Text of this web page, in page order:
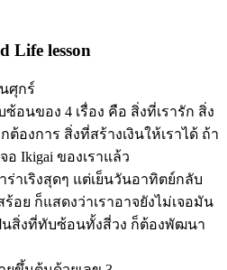
Life lesson
ศุกร์
อนของ 4 เรื่อง คือ สิ่งที่เรารัก สิ่ง
ต้องการ สิ่งที่สร้างเงินให้เราได้ ถ้า
จอ Ikigai ของเราแล้ว
ร่าเริงสุดๆ แต่เย็นวันอาทิตย์กลับ
ร้อย ก็แสดงว่าเราอาจยังไม่เจอมัน
นสิ่งที่ทับซ้อนทั้งสี่วง ก็ต้องพัฒนา